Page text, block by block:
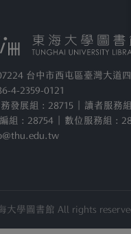
台中市西屯區臺灣大道
4-2359-0121
務發展組 : 28715 | 讀者服務
組 : 28754 | 數位服務組 :
大學圖書館 All rights